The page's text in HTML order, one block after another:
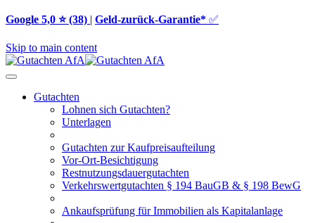
Google 5,0 ⭐ (38) | Geld-zurück-Garantie* ✅
Skip to main content
Gutachten
Lohnen sich Gutachten?
Unterlagen
Gutachten zur Kaufpreisaufteilung
Vor-Ort-Besichtigung
Restnutzungsdauergutachten
Verkehrswertgutachten § 194 BauGB & § 198 BewG
Ankaufsprüfung für Immobilien als Kapitalanlage